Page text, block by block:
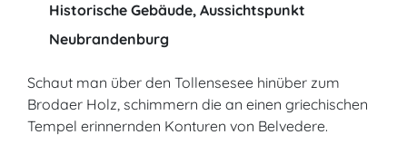
Historische Gebäude, Aussichtspunkt
Neubrandenburg
Schaut man über den Tollensesee hinüber zum
Brodaer Holz, schimmern die an einen griechischen
Tempel erinnernden Konturen von Belvedere.